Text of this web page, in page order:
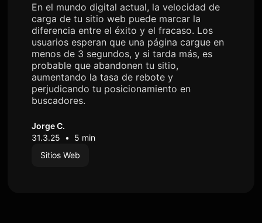
En el mundo digital actual, la velocidad de
carga de tu sitio web puede marcar la
diferencia entre el éxito y el fracaso. Los
usuarios esperan que una página cargue en
menos de 3 segundos, y si tarda más, es
probable que abandonen tu sitio,
aumentando la tasa de rebote y
perjudicando tu posicionamiento en
buscadores.
Jorge C.
31.3.25 •
5 min
Sitios Web